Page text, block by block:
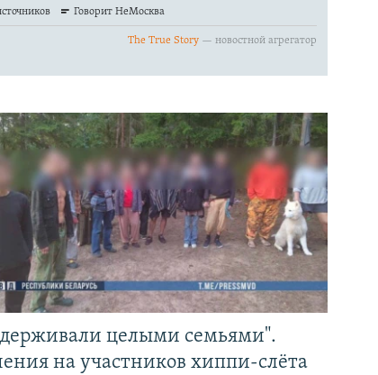
целыми семьями".
на участников хиппи-слёта